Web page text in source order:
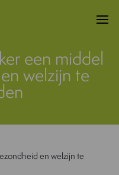
een middel
welzijn te
en welzijn te